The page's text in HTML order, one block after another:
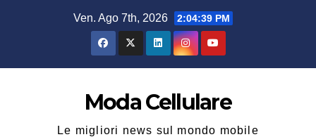
Ven. Ago 7th, 2026 2:04:39 PM
Moda Cellulare
Le migliori news sul mondo mobile